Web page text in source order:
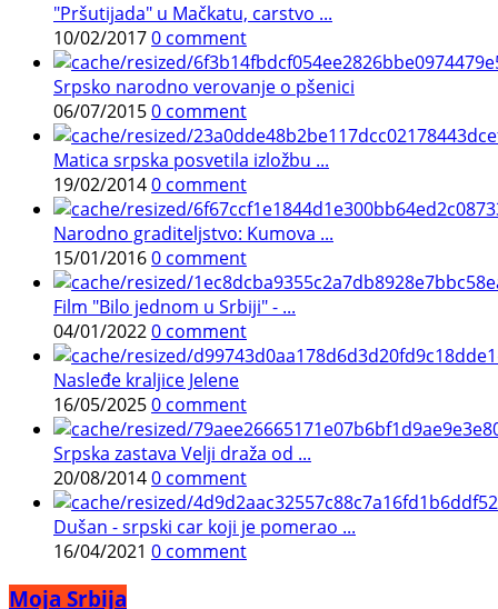
"Pršutijada" u Mačkatu, carstvo ...
10/02/20170 comment
Srpsko narodno verovanje o pšenici
06/07/20150 comment
Matica srpska posvetila izložbu ...
19/02/20140 comment
Narodno graditeljstvo: Kumova ...
15/01/20160 comment
Film "Bilo jednom u Srbiji" - ...
04/01/20220 comment
Nasleđe kraljice Jelene
16/05/20250 comment
Srpska zastava Velji draža od ...
20/08/20140 comment
Dušan - srpski car koji je pomerao ...
16/04/2021 0 comment
Moja Srbija